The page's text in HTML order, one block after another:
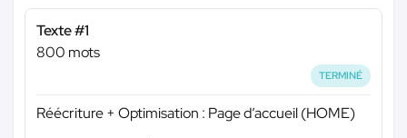
Texte #1
800 mots
TERMINÉ
Réécriture + Optimisation : Page d’accueil (HOME)